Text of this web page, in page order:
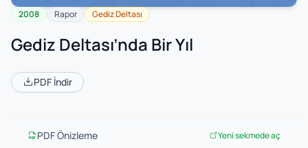
2008 Rapor Gediz Deltası
Gediz Deltası’nda Bir Yıl
PDF İndir
PDF Önizleme Yeni sekmede aç